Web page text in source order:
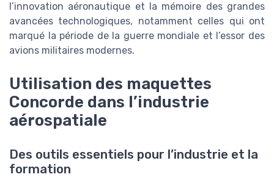
l’innovation aéronautique et la mémoire des grandes
avancées technologiques, notamment celles qui ont
marqué la période de la guerre mondiale et l’essor des
avions militaires modernes.
Utilisation des maquettes
Concorde dans l’industrie
aérospatiale
Des outils essentiels pour l’industrie et la
formation